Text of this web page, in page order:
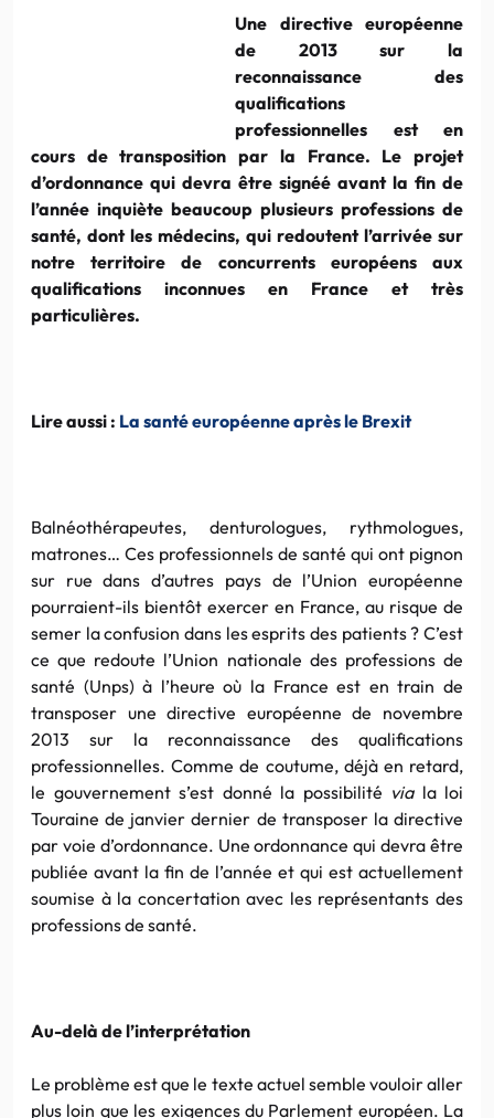
Une directive européenne
de 2013 sur la
reconnaissance des
qualifications
professionnelles est en
cours de transposition par la France. Le projet
d’ordonnance qui devra être signéé avant la fin de
l’année inquiète beaucoup plusieurs professions de
santé, dont les médecins, qui redoutent l’arrivée sur
notre territoire de concurrents européens aux
qualifications inconnues en France et très
particulières.
Lire aussi : La santé européenne après le Brexit
Balnéothérapeutes, denturologues, rythmologues,
matrones… Ces professionnels de santé qui ont pignon
sur rue dans d’autres pays de l’Union européenne
pourraient-ils bientôt exercer en France, au risque de
semer la confusion dans les esprits des patients ? C’est
ce que redoute l’Union nationale des professions de
santé (Unps) à l’heure où la France est en train de
transposer une directive européenne de novembre
2013 sur la reconnaissance des qualifications
professionnelles. Comme de coutume, déjà en retard,
le gouvernement s’est donné la possibilité viala loi
Touraine de janvier dernier de transposer la directive
par voie d’ordonnance. Une ordonnance qui devra être
publiée avant la fin de l’année et qui est actuellement
soumise à la concertation avec les représentants des
professions de santé.
Au-delà de l’interprétation
Le problème est que le texte actuel semble vouloir aller
plus loin que les exigences du Parlement européen. La